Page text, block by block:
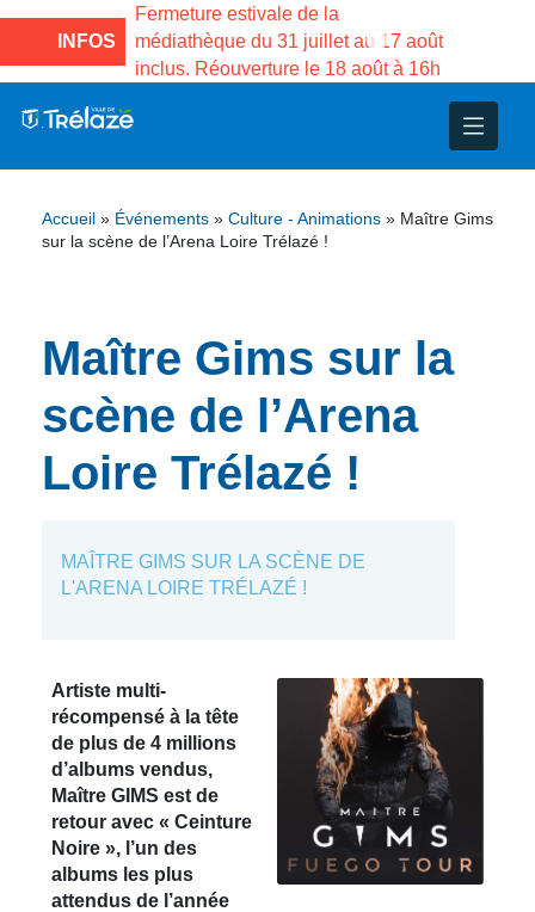
INFOS
la Maison des
de Gama du
Fermeture estivale de la
médiathèque du 31 juillet au 17 août
inclus. Réouverture le 18 août à 16h
Projets
– Jumelage
Accueil » Événements » Culture - Animations » Maître Gims
sur la scène de l’Arena Loire Trélazé !
Maître Gims sur la
scène de l’Arena
Loire Trélazé !
MAÎTRE GIMS SUR LA SCÈNE DE
L'ARENA LOIRE TRÉLAZÉ !
Artiste multi-
récompensé à la tête
de plus de 4 millions
d’albums vendus,
Maître GIMS est de
retour avec « Ceinture
Noire », l’un des
albums les plus
attendus de l’année